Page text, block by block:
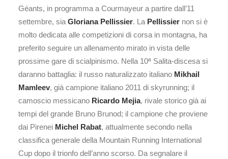
Géants, in programma a Courmayeur a partire dall’11
settembre, sia Gloriana Pellissier. La Pellissier non si è
molto dedicata alle competizioni di corsa in montagna, ha
preferito seguire un allenamento mirato in vista delle
prossime gare di scialpinismo. Nella 10ª Salita-discesa si
daranno battaglia: il russo naturalizzato italiano Mikhail
Mamleev, già campione italiano 2011 di skyrunning; il
camoscio messicano Ricardo Mejia, rivale storico già ai
tempi del grande Bruno Brunod; il campione che proviene
dai Pirenei Michel Rabat, attualmente secondo nella
classifica generale della Mountain Running International
Cup dopo il trionfo dell’anno scorso. Da segnalare il